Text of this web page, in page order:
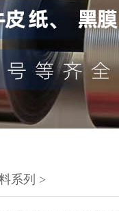
系列 >